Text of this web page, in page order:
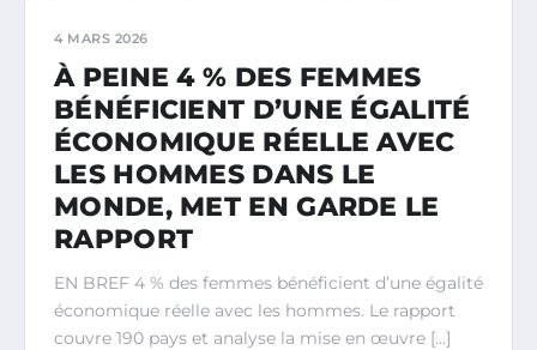
4 MARS 2026
À PEINE 4 % DES FEMMES
BÉNÉFICIENT D’UNE ÉGALITÉ
ÉCONOMIQUE RÉELLE AVEC
LES HOMMES DANS LE
MONDE, MET EN GARDE LE
RAPPORT
EN BREF 4 % des femmes bénéficient d’une égalité
économique réelle avec les hommes. Le rapport
couvre 190 pays et analyse la mise en œuvre […]